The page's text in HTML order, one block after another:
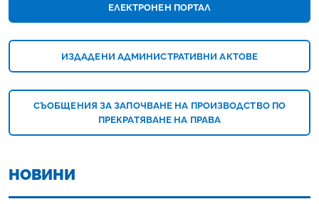
ЕЛЕКТРОНЕН ПОРТАЛ
ИЗДАДЕНИ АДМИНИСТРАТИВНИ АКТОВЕ
СЪОБЩЕНИЯ ЗА ЗАПОЧВАНЕ НА ПРОИЗВОДСТВО ПО
ПРЕКРАТЯВАНЕ НА ПРАВА
НОВИНИ